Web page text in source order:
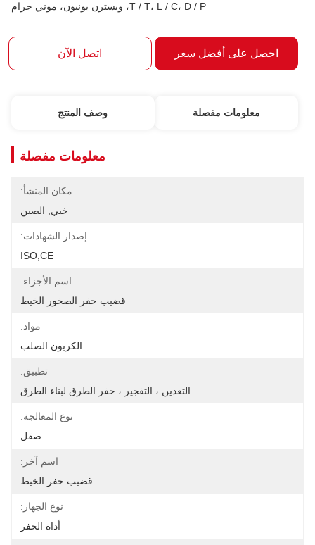
T / T، L / C، D / P، ويسترن يونيون، موني جرام
احصل على أفضل سعر اتصل الآن
معلومات مفصلة وصف المنتج
معلومات مفصلة
مكان المنشأ:
خبي, الصين
إصدار الشهادات:
ISO,CE
اسم الأجزاء:
قضيب حفر الصخور الخيط
مواد:
الكربون الصلب
تطبيق:
التعدين ، التفجير ، حفر الطرق لبناء الطرق
نوع المعالجة:
صقل
اسم آخر:
قضيب حفر الخيط
نوع الجهاز:
أداة الحفر